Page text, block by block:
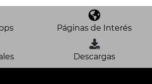
Páginas de Interés
Descargas